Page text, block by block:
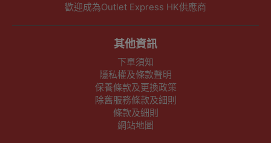
歡迎成為Outlet Express HK供應商
其他資訊
下單須知
隱私權及條款聲明
保養條款及更換政策
除舊服務條款及細則
條款及細則
網站地圖